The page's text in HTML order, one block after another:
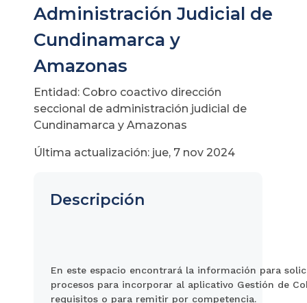
Administración Judicial de
Cundinamarca y
Amazonas
Entidad: Cobro coactivo dirección
seccional de administración judicial de
Cundinamarca y Amazonas
Última actualización: jue, 7 nov 2024
Descripción
En este espacio encontrará la información para
procesos para incorporar al aplicativo Gestión de
requisitos o para remitir por competencia.